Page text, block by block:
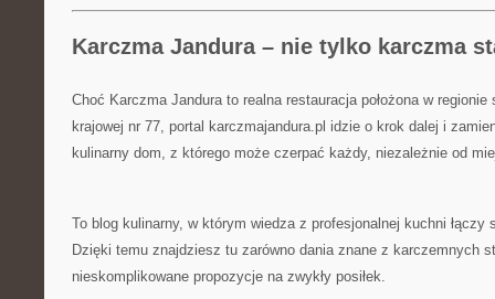
Karczma Jandura – nie tylko karczma
Choć Karczma Jandura to realna restauracja położona w
krajowej nr 77, portal karczmajandura.pl idzie o krok dalej i
kulinarny dom, z którego może czerpać każdy, niezależnie od
To blog kulinarny, w którym wiedza z profesjonalnej kuchni
Dzięki temu znajdziesz tu zarówno dania znane z karczemnych
nieskomplikowane propozycje na zwykły posiłek.